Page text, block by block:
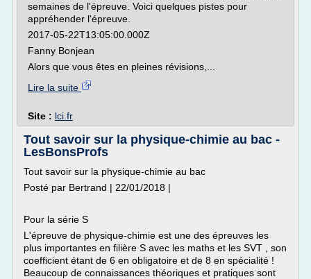
semaines de l'épreuve. Voici quelques pistes pour
appréhender l'épreuve.
2017-05-22T13:05:00.000Z
Fanny Bonjean
Alors que vous êtes en pleines révisions,...
Lire la suite
Site : lci.fr
Tout savoir sur la physique-chimie au bac -
LesBonsProfs
Tout savoir sur la physique-chimie au bac
Posté par Bertrand | 22/01/2018 |
Pour la série S
L'épreuve de physique-chimie est une des épreuves les
plus importantes en filière S avec les maths et les SVT , son
coefficient étant de 6 en obligatoire et de 8 en spécialité !
Beaucoup de connaissances théoriques et pratiques sont